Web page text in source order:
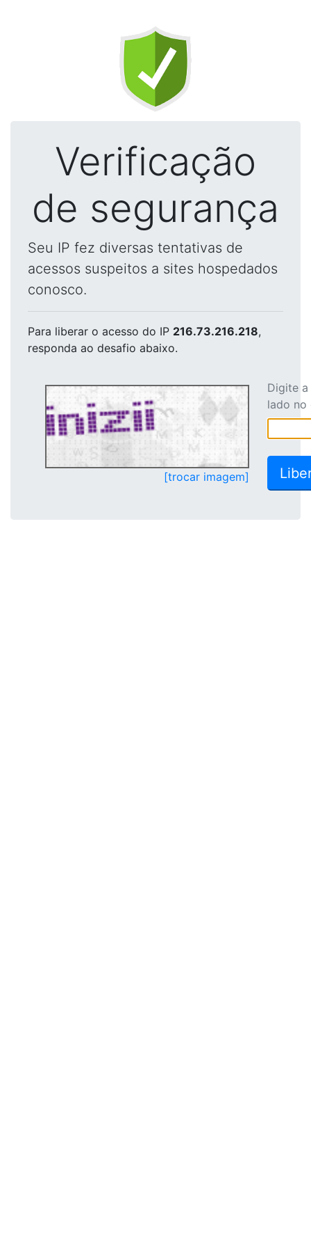
Verificação
de segurança
Seu IP fez diversas tentativas de
acessos suspeitos a sites hospedados
conosco.
Para liberar o acesso do IP 216.73.216.218,
responda ao desafio abaixo.
[trocar imagem]
Digite
lado no